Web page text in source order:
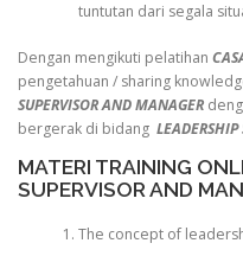
tuntutan dari segala
Dengan mengikuti pelatihan
pengetahuan / sharing
SUPERVISOR AND MANAGER
bergerak di bidang
MATERI TRAINING
SUPERVISOR AND
The concept of